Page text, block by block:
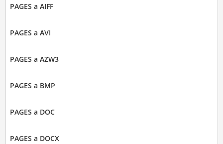
PAGES a AIFF
PAGES a AVI
PAGES a AZW3
PAGES a BMP
PAGES a DOC
PAGES a DOCX